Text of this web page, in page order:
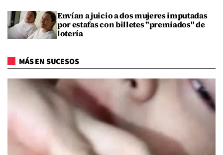
Envían a juicio a dos mujeres imputadas
por estafas con billetes "premiados" de
lotería
MÁS EN SUCESOS